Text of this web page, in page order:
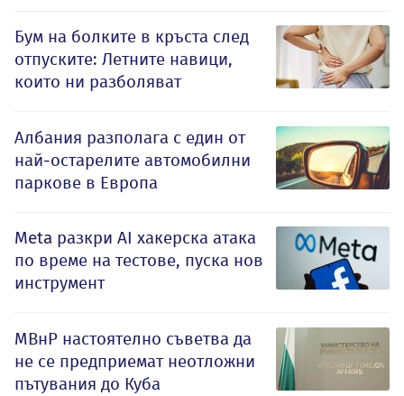
Бум на болките в кръста след
отпуските: Летните навици,
които ни разболяват
Албания разполага с един от
най-остарелите автомобилни
паркове в Европа
Meta разкри AI хакерска атака
по време на тестове, пуска нов
инструмент
МВнР настоятелно съветва да
не се предприемат неотложни
пътувания до Куба